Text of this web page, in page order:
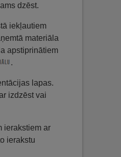
dzēst.
iekļautiem
materiāla
apstiprinātiem
.
lapas.
izdzēst vai
ierakstiem ar
ierakstu